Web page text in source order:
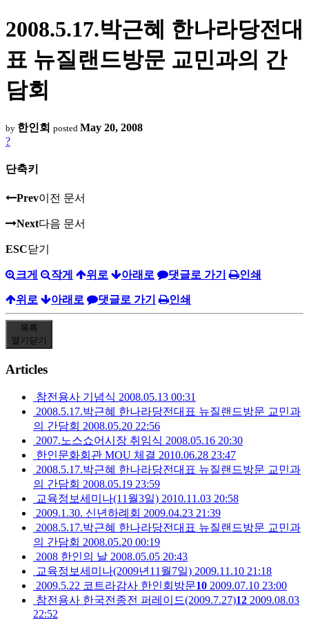
2008.5.17.박근혜 한나라당전대
표 뉴질랜드방문 교민과의 간
담회
by 한인회 posted May 20, 2008
?
단축키
Prev이전 문서
Next다음 문서
ESC닫기
크게 작게 위로 아래로 댓글로 가기 인쇄
위로 아래로 댓글로 가기 인쇄
목록
열기 닫기
Articles
참전용사 기념식 2008.05.13 00:31
2008.5.17.박근혜 한나라당전대표 뉴질랜드방문 교민과
의 간담회 2008.05.20 22:56
2007.노스쇼어시장 취임식 2008.05.16 20:30
한인문화회관 MOU 체결 2010.06.28 23:47
2008.5.17.박근혜 한나라당전대표 뉴질랜드방문 교민과
의 간담회 2008.05.19 23:59
교육정보세미나(11월3일) 2010.11.03 20:58
2009.1.30. 신년하례회 2009.04.23 21:39
2008.5.17.박근혜 한나라당전대표 뉴질랜드방문 교민과
의 간담회 2008.05.20 00:19
2008 한인의 날 2008.05.05 20:43
교육정보세미나(2009년11월7일) 2009.11.10 21:18
2009.5.22 코트라감사 한인회방문10 2009.07.10 23:00
참전용사 한국전종전 퍼레이드(2009.7.27)12 2009.08.03
22:52